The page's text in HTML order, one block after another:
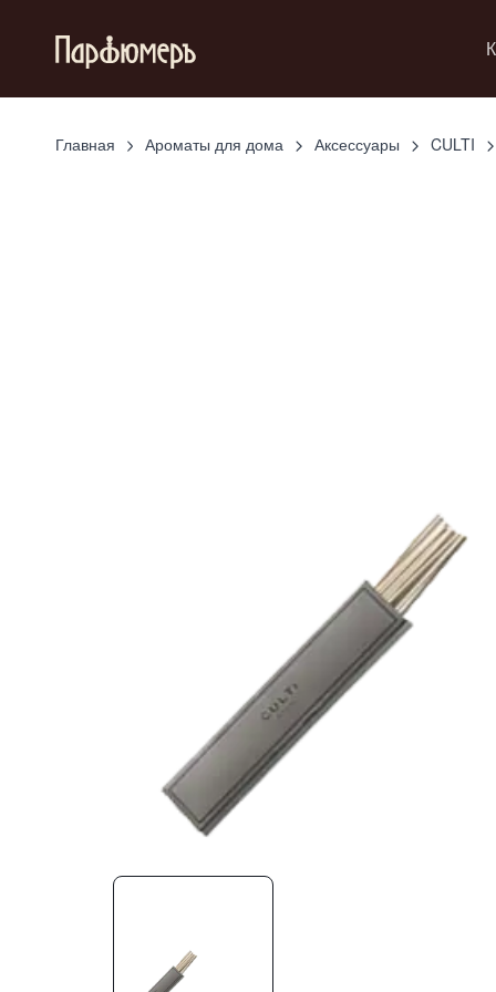
Главная Ароматы для дома Аксессуары CULTI